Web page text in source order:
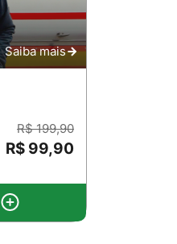
Saiba mais
R$ 199,90
R$ 99,90